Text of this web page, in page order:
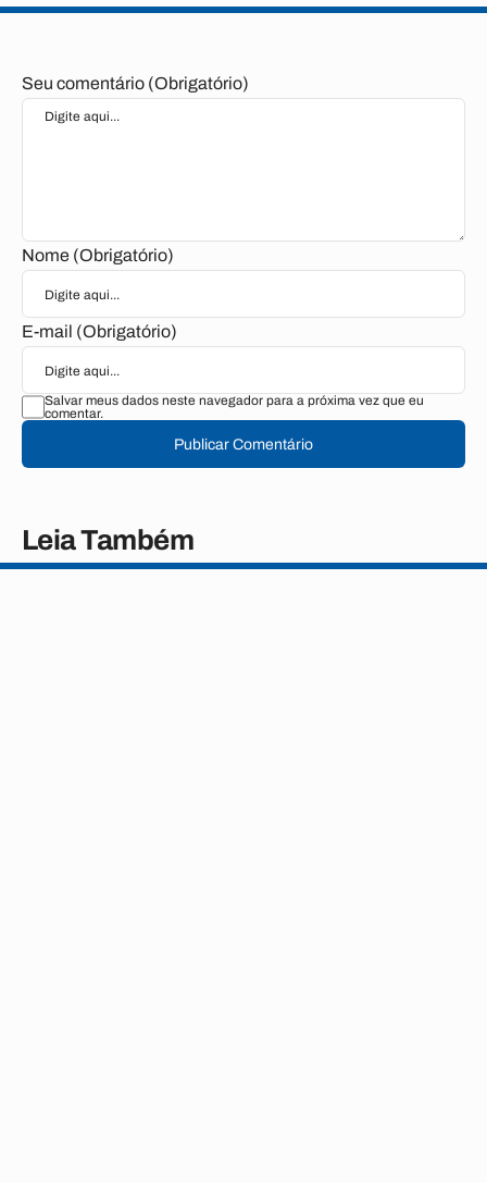
Seu comentário (Obrigatório)
Nome (Obrigatório)
E-mail (Obrigatório)
Salvar meus dados neste navegador para a próxima vez que eu
comentar.
Publicar Comentário
Leia Também